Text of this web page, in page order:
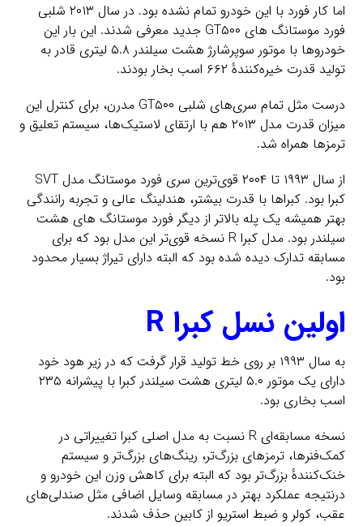
اما کار فورد با این خودرو تمام نشده بود. در سال ۲۰۱۳ شلبی
فورد موستانگ های GT۵۰۰ جدید معرفی شدند. این بار این
خودروها با موتور سوپرشارژ هشت سیلندر ۵.۸ لیتری قادر به
تولید قدرت خیره‌کنندهٔ ۶۶۲ اسب بخار بودند.
درست مثل تمام سری‌های شلبی GT۵۰۰ مدرن، برای کنترل این
میزان قدرت مدل ۲۰۱۳ هم با ارتقای لاستیک‌ها، سیستم تعلیق و
ترمزها همراه شد.
از سال ۱۹۹۳ تا ۲۰۰۴ قوی‌ترین سری فورد موستانگ مدل SVT
کبرا بود. کبراها با قدرت بیشتر، هندلینگ عالی و تجربه رانندگی
بهتر همیشه یک پله بالاتر از دیگر فورد موستانگ های هشت
سیلندر بود. مدل کبرا R نسخه قوی‌تر این مدل بود که برای
مسابقه تدارک دیده شده بود که البته دارای تیراژ بسیار محدود
بود.
اولین نسل کبرا R
به سال ۱۹۹۳ بر روی خط تولید قرار گرفت که در زیر هود خود
دارای یک موتور ۵.۰ لیتری هشت سیلندر کبرا با پیشرانه ۲۳۵
اسب بخاری بود.
نسخه مسابقه‌ای R نسبت به مدل اصلی کبرا تغییراتی در
کمک‌فنرها، ترمزهای بزرگ‌تر، رینگ‌های بزرگ‌تر و سیستم
خنک‌کنندهٔ بزرگ‌تر بود که البته برای کاهش وزن این خودرو و
درنتیجه عملکرد بهتر در مسابقه وسایل اضافی مثل صندلی‌های
عقب، کولر و ضبط استریو از کابین حذف شدند.